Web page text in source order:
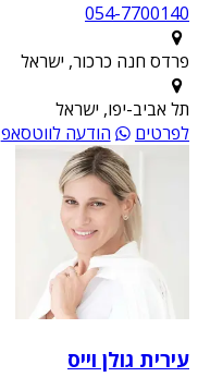
054-7700140
פרדס חנה כרכור, ישראל
תל אביב-יפו, ישראל
לפרטים
הודעה לווטסאפ
עירית גולן וייס